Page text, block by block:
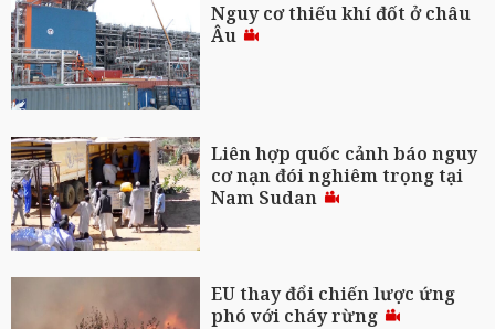
Nguy cơ thiếu khí đốt ở châu
Âu
Liên hợp quốc cảnh báo nguy
cơ nạn đói nghiêm trọng tại
Nam Sudan
EU thay đổi chiến lược ứng
phó với cháy rừng